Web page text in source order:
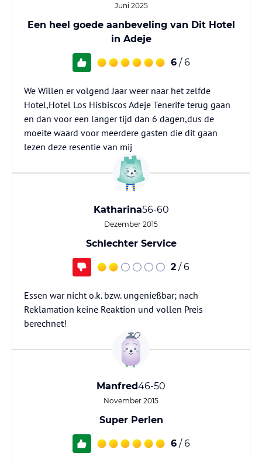
Juni 2025
Een heel goede aanbeveling van Dit Hotel
in Adeje
6 / 6
We Willen er volgend Jaar weer naar het zelfde
Hotel,Hotel Los Hisbiscos Adeje Tenerife terug gaan
en dan voor een langer tijd dan 6 dagen,dus de
moeite waard voor meerdere gasten die dit gaan
lezen deze resentie van mij
Katharina56-60
Dezember 2015
Schlechter Service
2 / 6
Essen war nicht o.k. bzw. ungenießbar; nach
Reklamation keine Reaktion und vollen Preis
berechnet!
Manfred46-50
November 2015
Super Perlen
6 / 6